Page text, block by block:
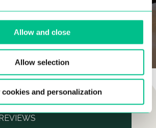
Allow and close
Allow selection
cookies and personalization
DE